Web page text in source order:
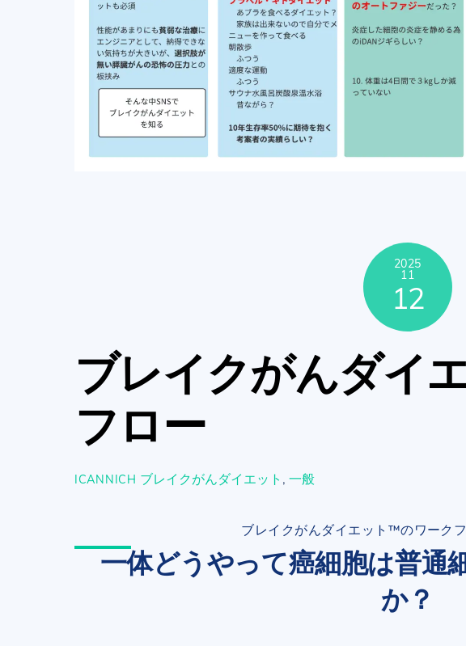
2025
11
12
ブレイクがんダイ
フロー
ICANNICH ブレイクがんダイエット , 一般
ブレイクがんダイエット™のワーク
一体どうやって癌細胞は普通
か？